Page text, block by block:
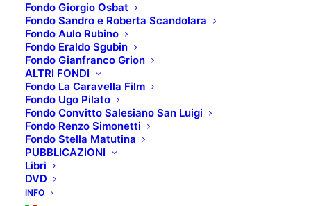
Fondo Giorgio Osbat
Fondo Sandro e Roberta Scandolara
Fondo Aulo Rubino
Fondo Eraldo Sgubin
Fondo Gianfranco Grion
ALTRI FONDI
Fondo La Caravella Film
Fondo Ugo Pilato
Fondo Convitto Salesiano San Luigi
Fondo Renzo Simonetti
Fondo Stella Matutina
PUBBLICAZIONI
Libri
DVD
INFO
memorie e rinascita
Lapandemiaè stata untrauma sociale
rinchiusi in una sorta di bolla di precarietà e
incertezza verso il futuro, dove il tempo si è
sospeso, ma ha anche alterato l’esperienza
dell’abitare i luoghi, forzandoci in un
dagli spazi comuni divenuti improvvisamente piatti e
deserti. Alcuni di noi hanno vissuto questi eventi
come qualcosa di inedito che invitava alla pausa e
alla riflessione intima o familiare, per altri,